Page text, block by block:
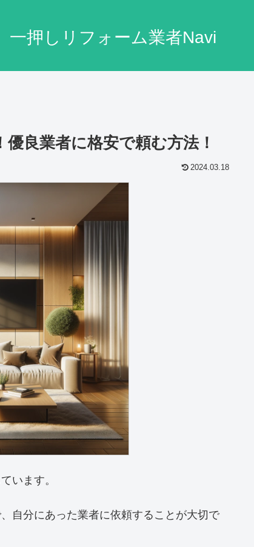
一押しリフォーム業者Navi
良業者に格安で頼む方法！
2024.03.18
います。
自分にあった業者に依頼することが大切で